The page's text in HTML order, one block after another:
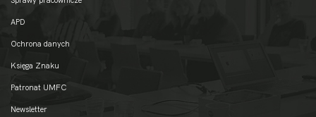
APD
Ochrona danych
Księga Znaku
Patronat UMFC
Newsletter